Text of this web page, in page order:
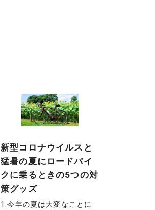
新型コロナウイルスと
猛暑の夏にロードバイ
クに乗るときの5つの対
策グッズ
1.今年の夏は大変なことに